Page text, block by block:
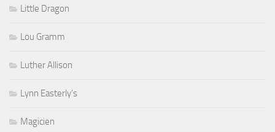
Little Dragon
Lou Gramm
Luther Allison
Lynn Easterly's
Magicien